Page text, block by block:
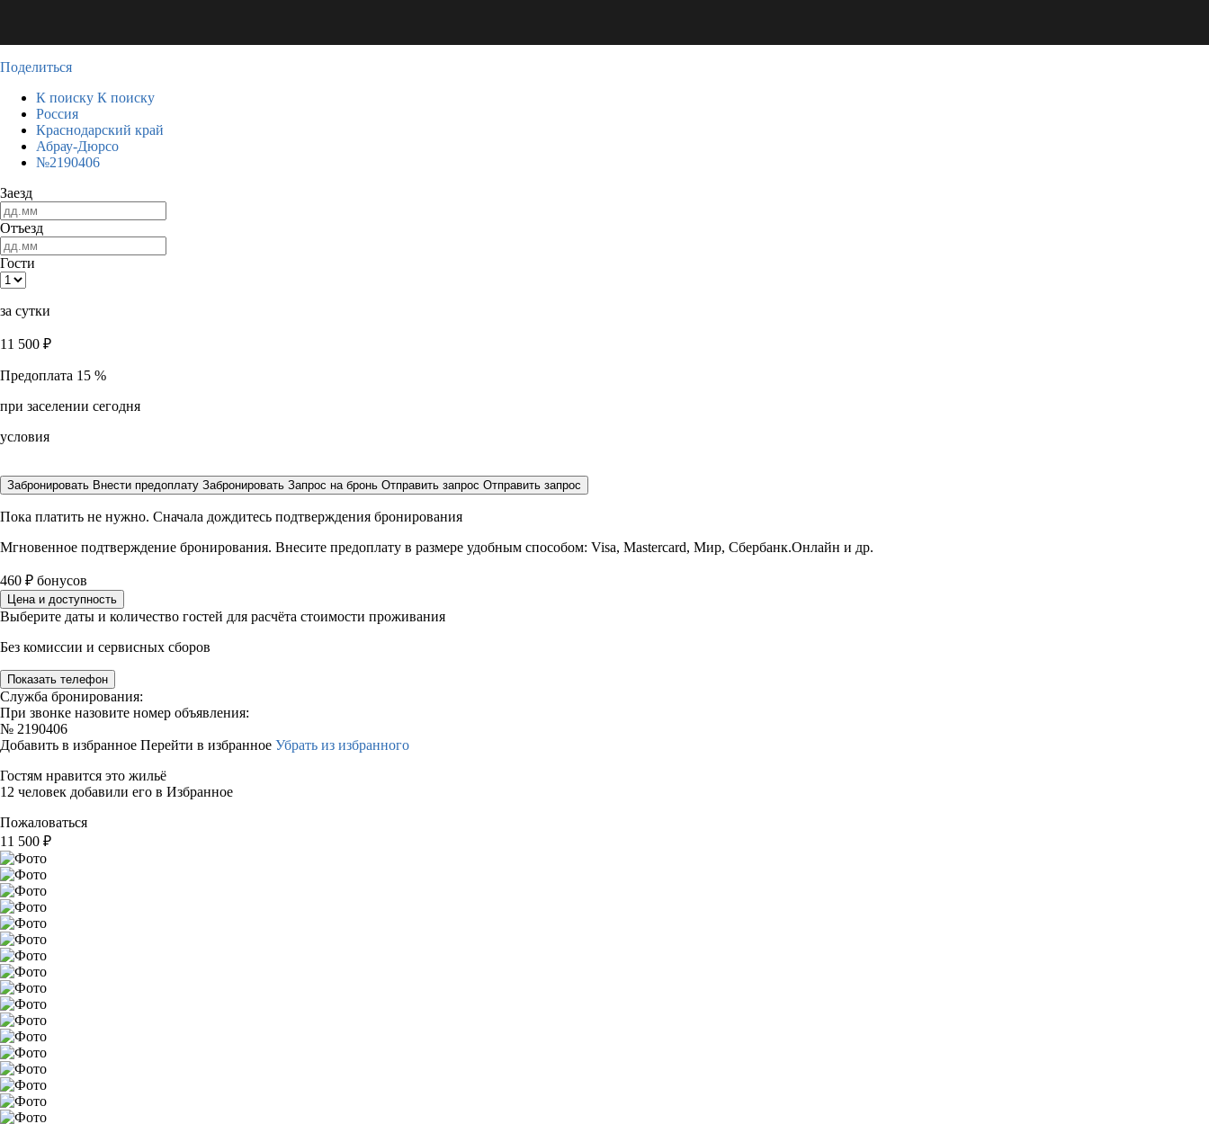
Поделиться
К поиску К поиску
Россия
Краснодарский край
Абрау-Дюрсо
№2190406
Заезд
Отъезд
Гости
за сутки
11 500 ₽
Предоплата 15 %
при заселении сегодня
условия
Забронировать Внести предоплату Забронировать Запрос на бронь Отправить запрос Отправить запрос
Пока платить не нужно. Сначала дождитесь подтверждения бронирования
Мгновенное подтверждение бронирования. Внесите предоплату в размере удобным способом: Visa, Mastercard, Мир, Сбербанк.Онлайн и др.
460 ₽ бонусов
Цена и доступность
Выберите даты и количество гостей для расчёта стоимости проживания
Без комиссии и сервисных сборов
Показать телефон
Служба бронирования:
При звонке назовите номер объявления:
№ 2190406
Добавить в избранное Перейти в избранное Убрать из избранного
Гостям нравится это жильё
12 человек добавили его в Избранное
Пожаловаться
11 500 ₽